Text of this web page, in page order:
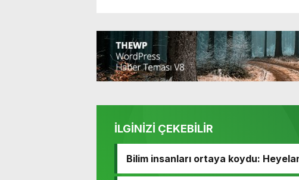
İLGİNİZİ ÇEKEBİLİR
Bilim insanları ortaya koydu: